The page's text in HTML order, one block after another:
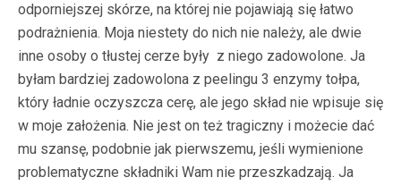
odporniejszej skórze, na której nie pojawiają się łatwo
podrażnienia. Moja niestety do nich nie należy, ale dwie
inne osoby o tłustej cerze były z niego zadowolone. Ja
byłam bardziej zadowolona z peelingu 3 enzymy tołpa,
który ładnie oczyszcza cerę, ale jego skład nie wpisuje się
w moje założenia. Nie jest on też tragiczny i możecie dać
mu szansę, podobnie jak pierwszemu, jeśli wymienione
problematyczne składniki Wam nie przeszkadzają. Ja